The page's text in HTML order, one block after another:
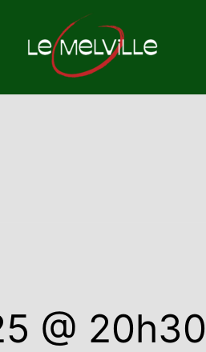
@ 20h30